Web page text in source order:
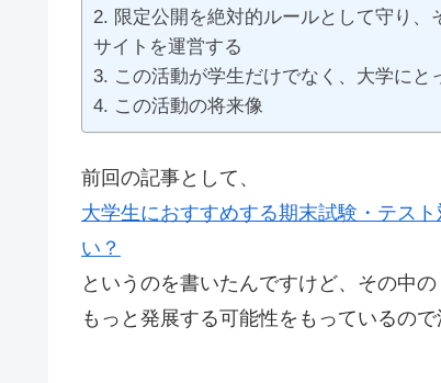
限定公開を絶対的ルールとして守り
サイトを運営する
この活動が学生だけでなく、大学にと
この活動の将来像
前回の記事として、
大学生におすすめする期末試験・テス
い？
というのを書いたんですけど、その中の
もっと発展する可能性をもっているので